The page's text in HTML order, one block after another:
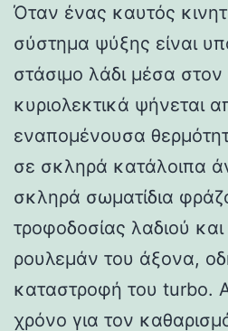
Όταν ένας καυτός
σύστημα ψύξης είναι
στάσιμο λάδι μέσα
κυριολεκτικά ψήνεται
εναπομένουσα
σε σκληρά κατάλοιπα
σκληρά σωματίδια
τροφοδοσίας λαδιού
ρουλεμάν του άξονα,
καταστροφή του turbo.
χρόνο για τον